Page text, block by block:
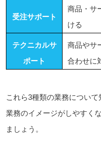
受注サポート
商品・サ
ける
テクニカルサ
ポート
商品やサ
合わせに
これら3種類の業務につい
業務のイメージがしやすく
ましょう。